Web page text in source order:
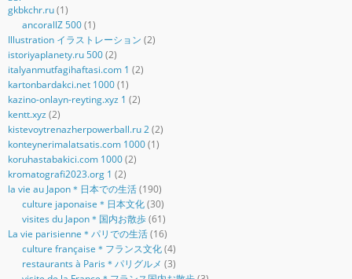
gkbkchr.ru(1)
ancorallZ 500(1)
Illustration イラストレーション (2)
istoriyaplanety.ru 500(2)
italyanmutfagihaftasi.com 1 (2)
kartonbardakci.net 1000(1)
kazino-onlayn-reyting.xyz 1 (2)
kentt.xyz (2)
kistevoytrenazherpowerball.ru 2(2)
konteynerimalatsatis.com 1000(1)
koruhastabakici.com 1000(2)
kromatografi2023.org 1 (2)
la vie au Japon＊日本での生活(190)
culture japonaise＊日本文化(30)
visites du Japon＊国内お散歩(61)
La vie parisienne＊パリでの生活(16)
culture française＊フランス文化(4)
restaurants à Paris＊パリグルメ (3)